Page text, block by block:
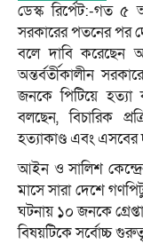
ডেস্ক রির্পেট:-গত ৫
সরকারের পতনের পর
বলে দাবি করেছেন
অন্তর্বর্তীকালীন
জনকে পিটিয়ে হত্যা
বলছেন, বিচারিক
হত্যাকাণ্ড এবং
আইন ও সালিশ
মাসে সারা দেশে
ঘটনায় ১০ জনকে
বিষয়টিকে সর্বোচ্চ